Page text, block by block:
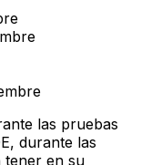
las pruebas
durante las
tener en su